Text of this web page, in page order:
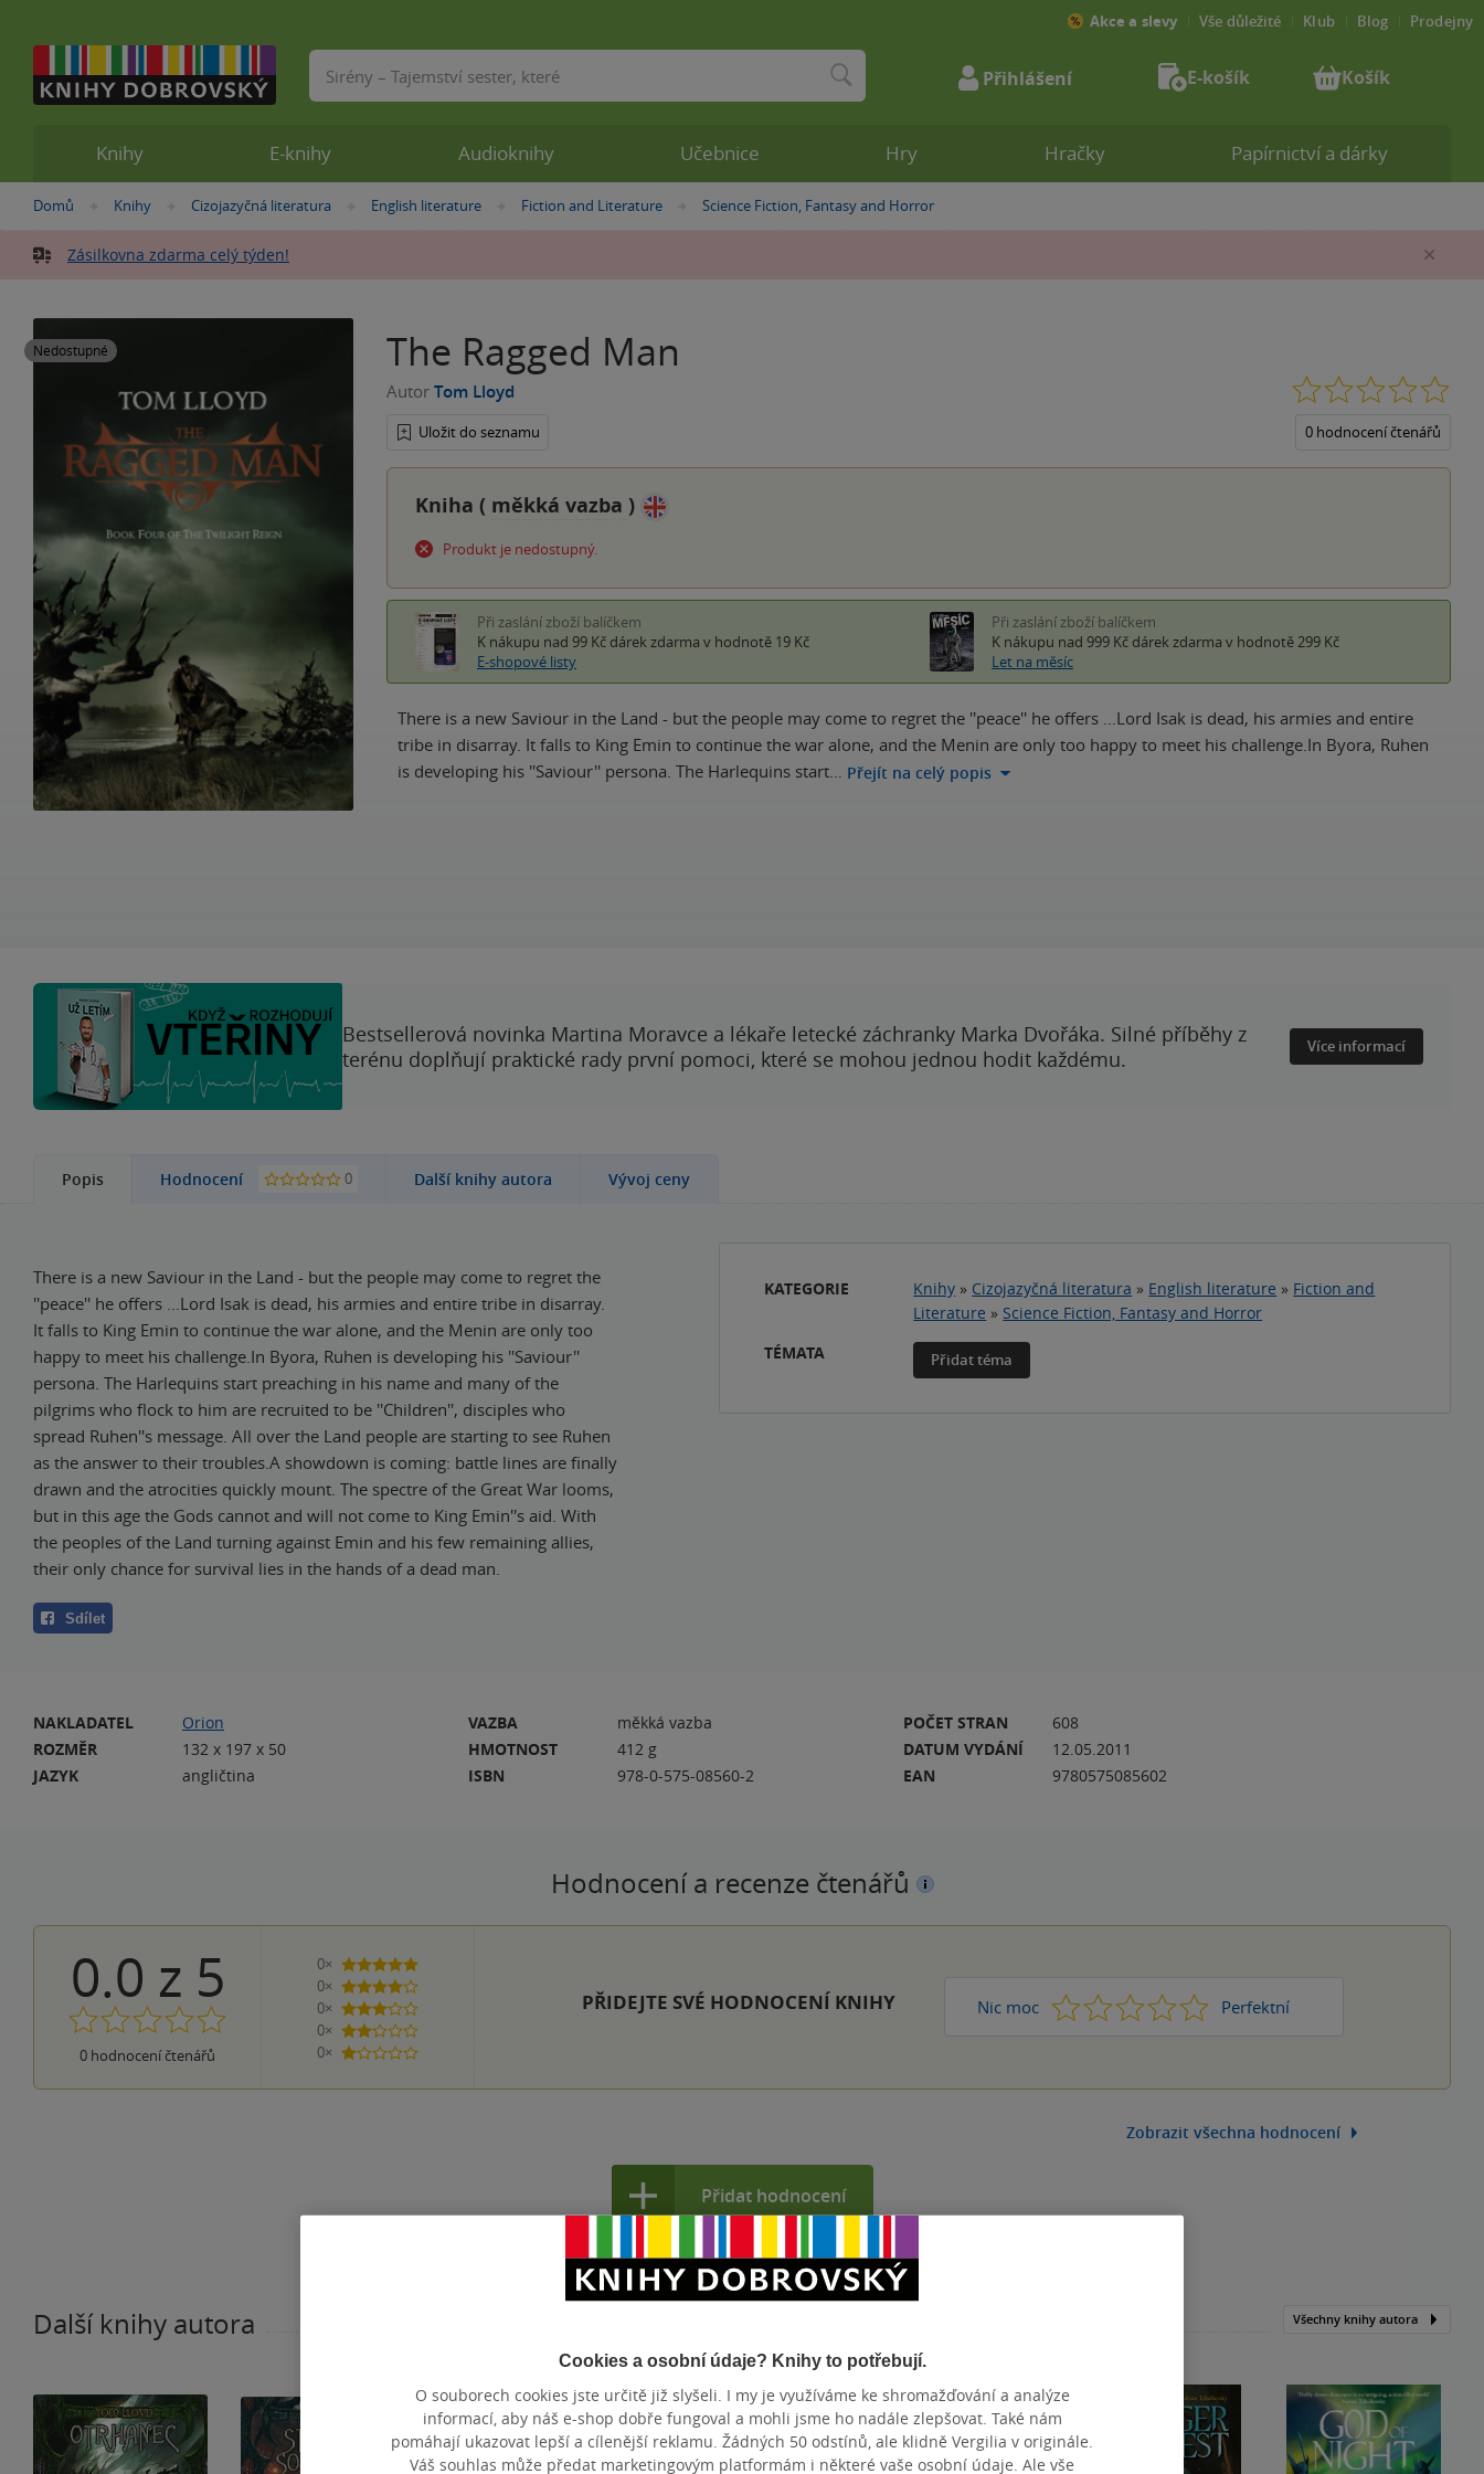
Nacházíte
zde:
Domů »
Knihy »
Cizojazyčná literatura »
English literature »Fiction and Literature »
Science Fiction, Fantasy and Horror
Zásilkovna zdarma celý týden!
Nedostupné The Ragged Man
Autor Tom Lloyd
Uložit do seznamu 0 hodnocení čtenářů
Kniha ( měkká vazba )
Produkt je nedostupný.
Při zaslání zboží balíčkem
K nákupu nad 99 Kč dárek zdarma v hodnotě 19 Kč
E-shopové listy
Při zaslání zboží balíčkem
K nákupu nad 999 Kč dárek zdarma v hodnotě 299 Kč
Let na měsíc
There is a new Saviour in the Land - but the people may come to regret the ''peace'' he offers ...Lord Isak is dead, his armies and entire
tribe in disarray. It falls to King Emin to continue the war alone, and the Menin are only too happy to meet his challenge.In Byora, Ruhen
is developing his ''Saviour'' persona. The Harlequins start… Přejít na celý popis
Bestsellerová novinka Martina Moravce a lékaře letecké záchranky Marka Dvořáka. Silné příběhy z
terénu doplňují praktické rady první pomoci, které se mohou jednou hodit každému.
Více informací
Popis Hodnocení 0 Další knihy autora Vývoj ceny
There is a new Saviour in the Land - but the people may come to regret the
''peace'' he offers ...Lord Isak is dead, his armies and entire tribe in disarray.
It falls to King Emin to continue the war alone, and the Menin are only too
happy to meet his challenge.In Byora, Ruhen is developing his ''Saviour''
persona. The Harlequins start preaching in his name and many of the
pilgrims who flock to him are recruited to be ''Children'', disciples who
spread Ruhen''s message. All over the Land people are starting to see Ruhen
as the answer to their troubles.A showdown is coming: battle lines are finally
drawn and the atrocities quickly mount. The spectre of the Great War looms,
but in this age the Gods cannot and will not come to King Emin''s aid. With
the peoples of the Land turning against Emin and his few remaining allies,
their only chance for survival lies in the hands of a dead man.
Sdílet
KATEGORIE Knihy » Cizojazyčná literatura » English literature » Fiction and
Literature » Science Fiction, Fantasy and Horror
TÉMATA
Přidat téma
NAKLADATEL
Orion
ROZMĚR
132 x 197 x 50
JAZYK
angličtina
VAZBA
měkká vazba
HMOTNOST
412 g
ISBN
978-0-575-08560-2
POČET STRAN
608
DATUM VYDÁNÍ
12.05.2011
EAN
9780575085602
Hodnocení a recenze čtenářů
0.0 z 5
0 hodnocení čtenářů
0×
5 hvězdiček
0×
4 hvězdičky
0×
3 hvězdičky
0×
2 hvězdičky
0×
1 hvezdička
PŘIDEJTE SVÉ HODNOCENÍ KNIHY Nic moc 1 2 3 4 Perfektní
5
Zobrazit všechna hodnocení
Přidat hodnocení
Další knihy autora Všechny knihy autora
Knihy E-knihy Audioknihy Učebnice Hry Hračky Papírnictví a dárky
Akce a slevy Vše důležité Klub Blog Prodejny
Vyhledávání Přihlášení E-košík Košík
Cookies a osobní údaje? Knihy to potřebují.
O souborech cookies jste určitě již slyšeli. I my je využíváme ke shromažďování a analýze
informací, aby náš e-shop dobře fungoval a mohli jsme ho nadále zlepšovat. Také nám
pomáhají ukazovat lepší a cílenější reklamu. Žádných 50 odstínů, ale klidně Vergilia v originále.
Váš souhlas může předat marketingovým platformám i některé vaše osobní údaje. Ale vše